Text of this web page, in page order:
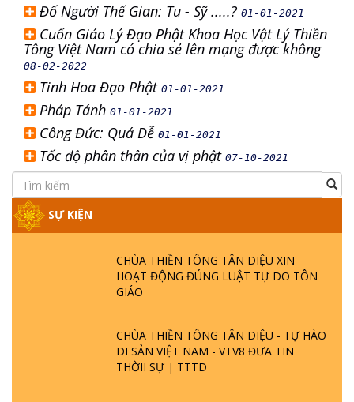
Đố Người Thế Gian: Tu - Sỹ .....? 01-01-2021
Cuốn Giáo Lý Đạo Phật Khoa Học Vật Lý Thiền
Tông Việt Nam có chia sẻ lên mạng được không
08-02-2022
Tinh Hoa Đạo Phật 01-01-2021
Pháp Tánh 01-01-2021
Công Đức: Quá Dễ 01-01-2021
Tốc độ phân thân của vị phật 07-10-2021
SỰ KIỆN
CHÙA THIỀN TÔNG TÂN DIỆU XIN
HOẠT ĐỘNG ĐÚNG LUẬT TỰ DO TÔN
GIÁO
CHÙA THIỀN TÔNG TÂN DIỆU - TỰ HÀO
DI SẢN VIỆT NAM - VTV8 ĐƯA TIN
THỜII SỰ | TTTD